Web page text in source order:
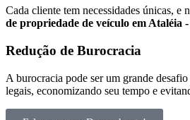
Cada cliente tem necessidades únicas, e
de propriedade de veículo em Ataléia
Redução de Burocracia
A burocracia pode ser um grande desafio
legais, economizando seu tempo e